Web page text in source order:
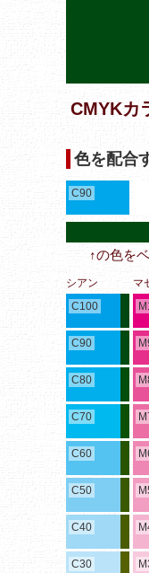
CMYKカ
色を配合
C90
↑の色を
シアン
C100
C90
C80
C70
C60
C50
C40
C30
マ